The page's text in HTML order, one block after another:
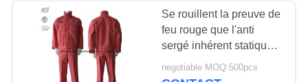
tissu ignifuge
56
Se rouillent la preuve de
feu rouge que l'anti
sergé inhérent statique
de vêtements de travail
de franc a tissé
negotiable MOQ:500pcs